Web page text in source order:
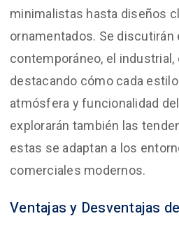
minimalistas hasta diseños
ornamentados. Se discutirán
contemporáneo, el
destacando cómo cada
atmósfera y funcionalidad
explorarán también las
estas se adaptan a los
comerciales modernos.
Ventajas y Desventajas